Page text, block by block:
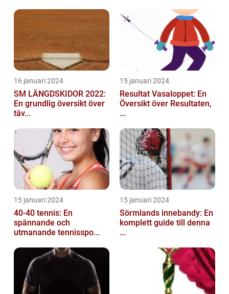
16 januari 2024
SM LÄNGDSKIDOR 2022:
En grundlig översikt över
täv...
15 januari 2024
Resultat Vasaloppet: En
Översikt över Resultaten,
...
15 januari 2024
40-40 tennis: En
spännande och
utmanande tennisspo...
15 januari 2024
Sörmlands innebandy: En
komplett guide till denna
...